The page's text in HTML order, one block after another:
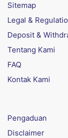
Sitemap
Legal &
Deposit &
Tentang Kami
FAQ
Kontak Kami
Pengaduan
Disclaimer